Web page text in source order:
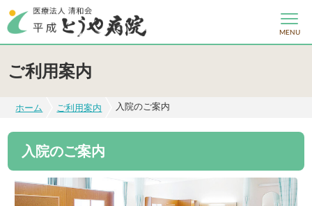
MENU
ご利用案内
ホーム ご利用案内 入院のご案内
入院のご案内